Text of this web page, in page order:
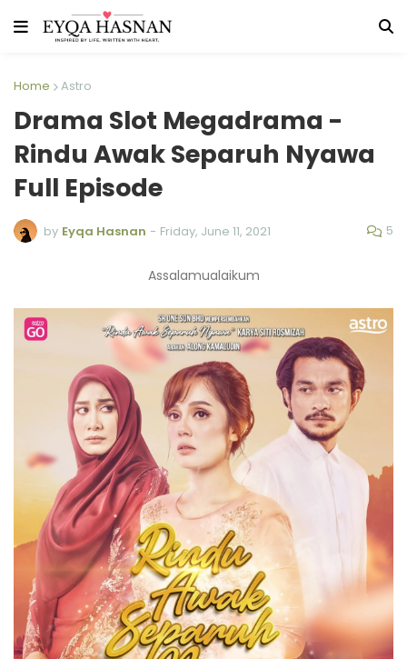
Home Astro
Drama Slot Megadrama -
Rindu Awak Separuh Nyawa
Full Episode
by Eyqa Hasnan - Friday, June 11, 2021 5
Assalamualaikum